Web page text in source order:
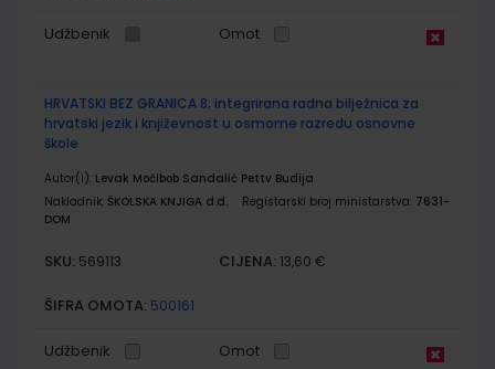
Udžbenik Omot
HRVATSKI BEZ GRANICA 8; integrirana radna bilježnica za
hrvatski jezik i književnost u osmome razredu osnovne
škole
Autor(i): Levak Močibob Sandalić Pettv Budija
Nakladnik: ŠKOLSKA KNJIGA d.d. Registarski broj ministarstva: 7631-
DOM
SKU: 569113 CIJENA: 13,60 €
ŠIFRA OMOTA: 500161
Udžbenik Omot